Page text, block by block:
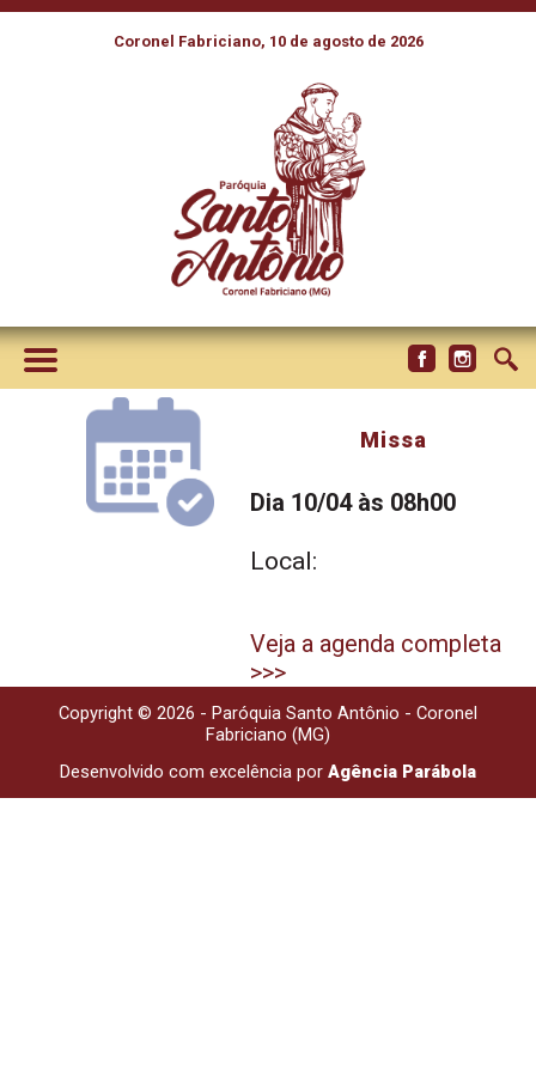
Coronel Fabriciano, 10 de agosto de 2026
Missa
Dia 10/04 às 08h00
Local:
Veja a agenda completa
>>>
Copyright © 2026 - Paróquia Santo Antônio - Coronel
Fabriciano (MG)
Desenvolvido com excelência por Agência Parábola